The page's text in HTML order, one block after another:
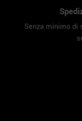
Senza minimo di